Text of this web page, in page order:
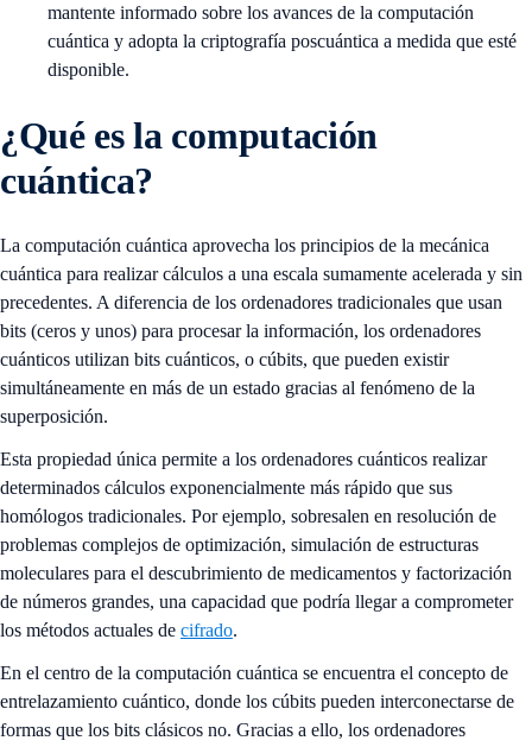
mantente informado sobre los avances de la computación
cuántica y adopta la criptografía poscuántica a medida que esté
disponible.
¿Qué es la computación
cuántica?
La computación cuántica aprovecha los principios de la mecánica
cuántica para realizar cálculos a una escala sumamente acelerada y sin
precedentes. A diferencia de los ordenadores tradicionales que usan
bits (ceros y unos) para procesar la información, los ordenadores
cuánticos utilizan bits cuánticos, o cúbits, que pueden existir
simultáneamente en más de un estado gracias al fenómeno de la
superposición.
Esta propiedad única permite a los ordenadores cuánticos realizar
determinados cálculos exponencialmente más rápido que sus
homólogos tradicionales. Por ejemplo, sobresalen en resolución de
problemas complejos de optimización, simulación de estructuras
moleculares para el descubrimiento de medicamentos y factorización
de números grandes, una capacidad que podría llegar a comprometer
los métodos actuales de cifrado.
En el centro de la computación cuántica se encuentra el concepto de
entrelazamiento cuántico, donde los cúbits pueden interconectarse de
formas que los bits clásicos no. Gracias a ello, los ordenadores